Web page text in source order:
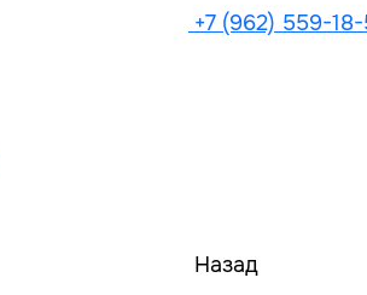
+7 (962) 559-
Назад